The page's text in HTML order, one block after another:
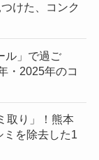
けた、コンク
ル」で過ご
・2025年のコ
取り」！熊本
ミを除去した1